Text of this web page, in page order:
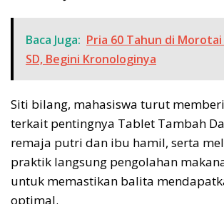
Baca Juga: Pria 60 Tahun di
SD, Begini Kronologinya
Siti bilang, mahasiswa turut
terkait pentingnya Tablet Tambah
remaja putri dan ibu hamil, serta
praktik langsung pengolahan
untuk memastikan balita
optimal.